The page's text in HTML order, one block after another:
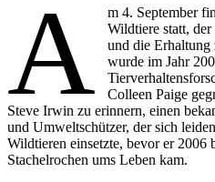
A
m 4. September
Wildtiere statt,
und die Erhaltung
wurde im Jahr
Colleen Paige
Steve Irwin zu erinnern, einen
und Umweltschützer, der sich
Wildtieren einsetzte, bevor er
Stachelrochen ums Leben kam.